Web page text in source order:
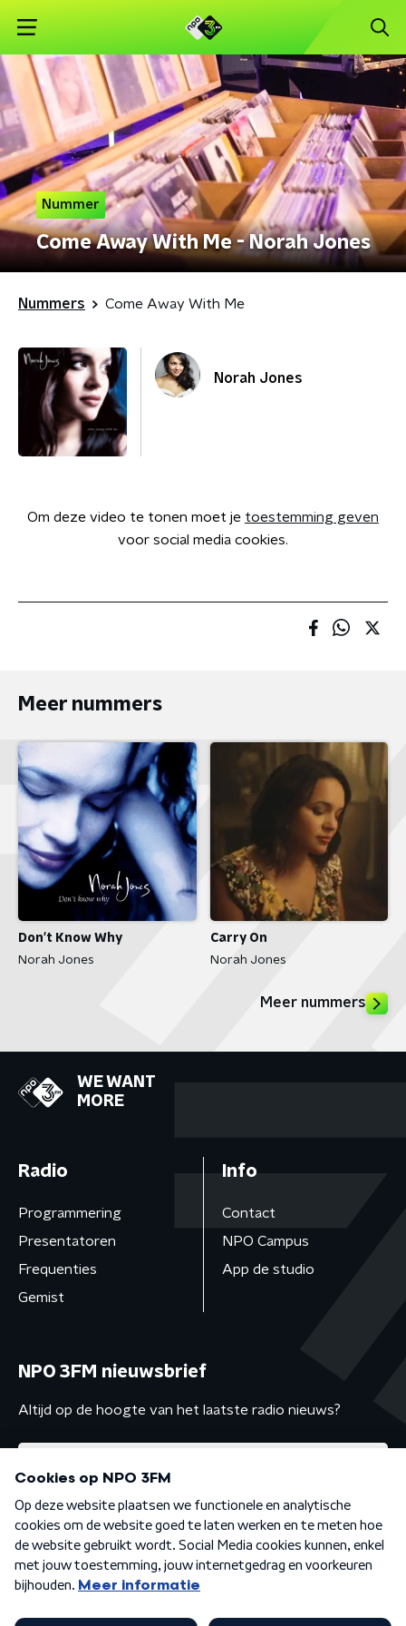
Nummer
Come Away With Me - Norah Jones
Nummers Come Away With Me
Norah Jones
Om deze video te tonen moet je toestemming geven
voor social media cookies.
Meer nummers
Don't Know Why
Norah Jones
Carry On
Norah Jones
Meer nummers
WE WANT
MORE
Radio
Programmering
Presentatoren
Frequenties
Gemist
Info
Contact
NPO Campus
App de studio
NPO 3FM nieuwsbrief
Altijd op de hoogte van het laatste radio nieuws?
Algemene voorwaarden Privacybeleid